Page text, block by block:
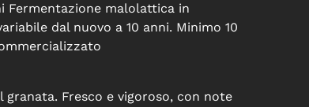
Fermentazione malolattica in
dal nuovo a 10 anni. Minimo 10
Fresco e vigoroso, con note